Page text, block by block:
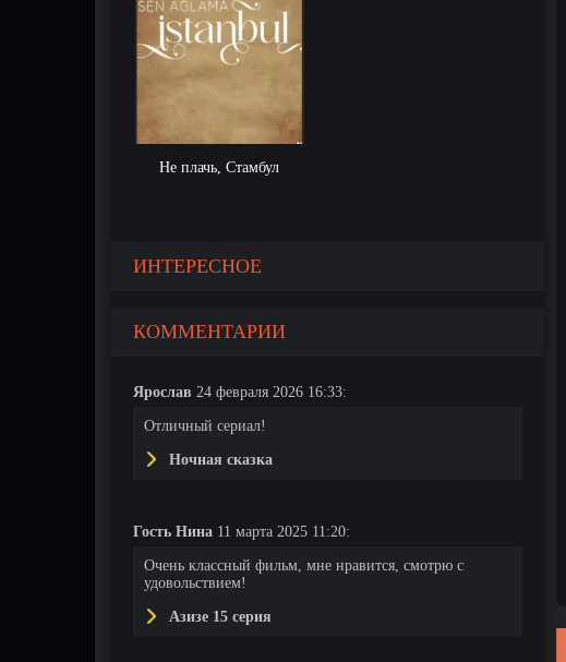
Не плачь, Стамбул
ИНТЕРЕСНОЕ
КОММЕНТАРИИ
Ярослав 24 февраля 2026 16:33:
Отличный сериал!
Ночная сказка
Гость Нина 11 марта 2025 11:20:
Очень классный фильм, мне нравится, смотрю с
удовольствием!
Азизе 15 серия
76 серия